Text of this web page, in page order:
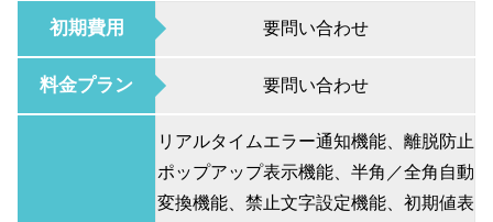
初期費用 要問い合わせ
料金プラン 要問い合わせ
リアルタイムエラー通知機能、離脱防止
ポップアップ表示機能、半角／全角自動
変換機能、禁止文字設定機能、初期値表